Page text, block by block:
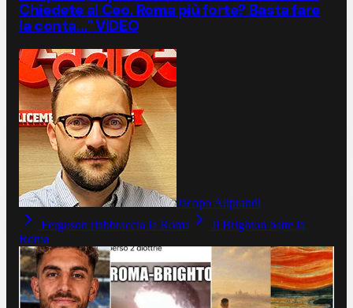
Chiedete al Ceo. Roma più forte? Basta fare
la conta..." VIDEO
Jacopo Aliprandi
Ferguson riabbraccia la Roma
Il Brighton batte la
Roma